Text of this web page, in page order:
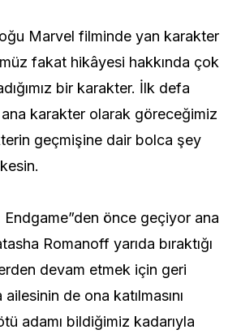
Marvel filminde yan karakter
fakat hikâyesi hakkında çok
bir karakter. İlk defa
karakter olarak göreceğimiz
geçmişine dair bolca şey
Endgame”den önce geçiyor ana
Romanoff yarıda bıraktığı
devam etmek için geri
de ona katılmasını
adamı bildiğimiz kadarıyla